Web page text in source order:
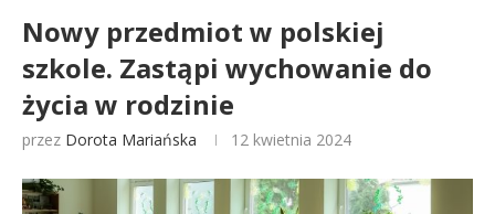
Nowy przedmiot w polskiej
szkole. Zastąpi wychowanie do
życia w rodzinie
przez Dorota Mariańska 12 kwietnia 2024